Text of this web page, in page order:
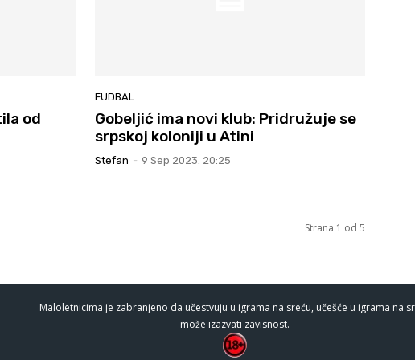
od
FUDBAL
Gobeljić ima novi klub: Pridružuje se
srpskoj koloniji u Atini
Stefan - 9 Sep 2023. 20:25
Strana 1 od 5
Maloletnicima je zabranjeno da učestvuju u igrama na sreću, učešće u igrama na
može izazvati zavisnost.